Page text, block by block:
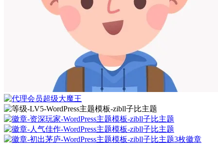
超级大魔王
3枚徽章